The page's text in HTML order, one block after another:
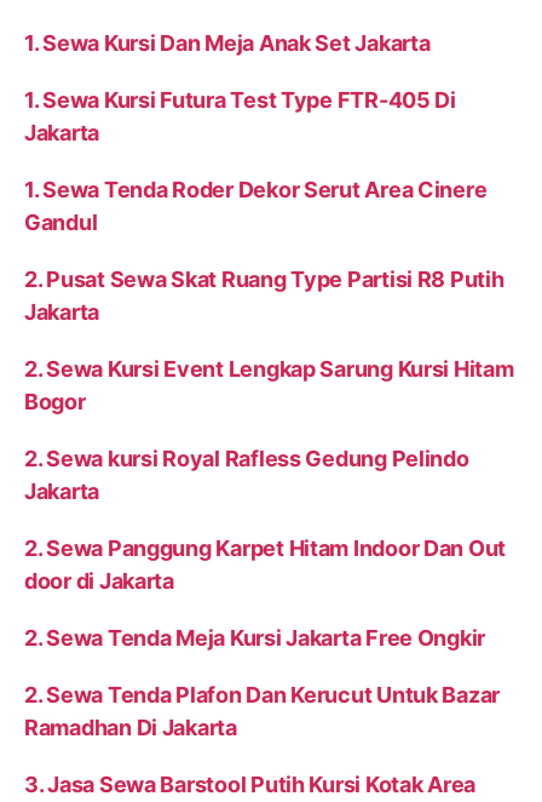
1. Sewa Kursi Dan Meja Anak Set Jakarta
1. Sewa Kursi Futura Test Type FTR-405 Di
Jakarta
1. Sewa Tenda Roder Dekor Serut Area Cinere
Gandul
2. Pusat Sewa Skat Ruang Type Partisi R8 Putih
Jakarta
2. Sewa Kursi Event Lengkap Sarung Kursi Hitam
Bogor
2. Sewa kursi Royal Rafless Gedung Pelindo
Jakarta
2. Sewa Panggung Karpet Hitam Indoor Dan Out
door di Jakarta
2. Sewa Tenda Meja Kursi Jakarta Free Ongkir
2. Sewa Tenda Plafon Dan Kerucut Untuk Bazar
Ramadhan Di Jakarta
3. Jasa Sewa Barstool Putih Kursi Kotak Area